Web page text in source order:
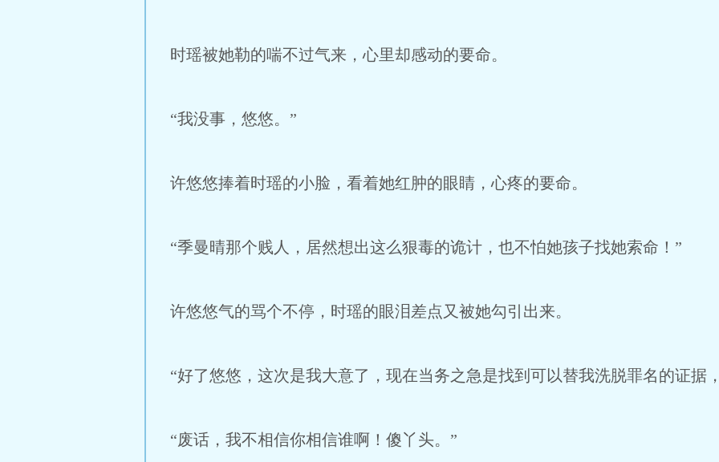
时瑶被她勒的喘不过气来，心里却感动的要命。
“我没事，悠悠。”
许悠悠捧着时瑶的小脸，看着她红肿的眼睛，心疼的要命。
“季曼晴那个贱人，居然想出这么狠毒的诡计，也不怕她孩子找她索命！”
许悠悠气的骂个不停，时瑶的眼泪差点又被她勾引出来。
“好了悠悠，这次是我大意了，现在当务之急是找到可以替我洗脱罪名的证据
“废话，我不相信你相信谁啊！傻丫头。”